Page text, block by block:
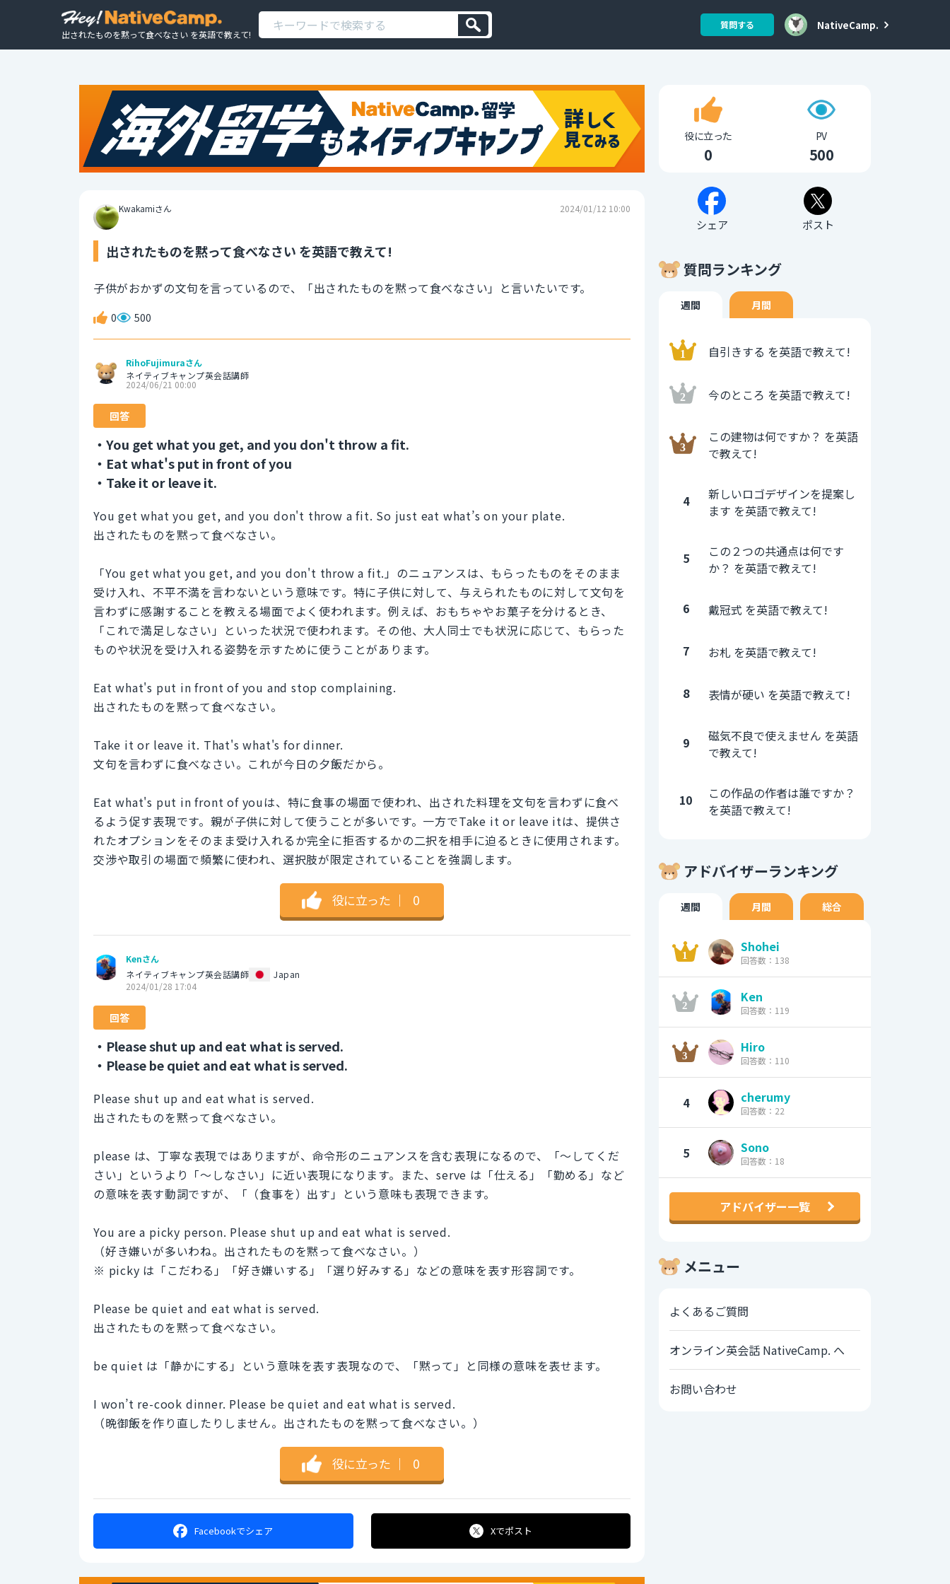
出されたものを黙って食べなさい を英語で教えて!
質問する NativeCamp.
Kwakamiさん 2024/01/12 10:00
出されたものを黙って食べなさい を英語で教えて!
子供がおかずの文句を言っているので、「出されたものを黙って食べなさい」と言いたいです。
0 500
RihoFujimuraさん
ネイティブキャンプ英会話講師
2024/06/21 00:00
回答
・You get what you get, and you don't throw a fit.
・Eat what's put in front of you
・Take it or leave it.
You get what you get, and you don't throw a fit. So just eat what’s on your plate.
出されたものを黙って食べなさい。
「You get what you get, and you don't throw a fit.」のニュアンスは、もらったものをそのまま
受け入れ、不平不満を言わないという意味です。特に子供に対して、与えられたものに対して文句を
言わずに感謝することを教える場面でよく使われます。例えば、おもちゃやお菓子を分けるとき、
「これで満足しなさい」といった状況で使われます。その他、大人同士でも状況に応じて、もらった
ものや状況を受け入れる姿勢を示すために使うことがあります。
Eat what's put in front of you and stop complaining.
出されたものを黙って食べなさい。
Take it or leave it. That's what's for dinner.
文句を言わずに食べなさい。これが今日の夕飯だから。
Eat what's put in front of youは、特に食事の場面で使われ、出された料理を文句を言わずに食べ
るよう促す表現です。親が子供に対して使うことが多いです。一方でTake it or leave itは、提供さ
れたオプションをそのまま受け入れるか完全に拒否するかの二択を相手に迫るときに使用されます。
交渉や取引の場面で頻繁に使われ、選択肢が限定されていることを強調します。
役に立った ｜ 0
Kenさん
ネイティブキャンプ英会話講師
Japan
2024/01/28 17:04
回答
・Please shut up and eat what is served.
・Please be quiet and eat what is served.
Please shut up and eat what is served.
出されたものを黙って食べなさい。
please は、丁寧な表現ではありますが、命令形のニュアンスを含む表現になるので、「〜してくだ
さい」というより「〜しなさい」に近い表現になります。また、serve は「仕える」「勤める」など
の意味を表す動詞ですが、「（食事を）出す」という意味も表現できます。
You are a picky person. Please shut up and eat what is served.
（好き嫌いが多いわね。出されたものを黙って食べなさい。）
※ picky は「こだわる」「好き嫌いする」「選り好みする」などの意味を表す形容詞です。
Please be quiet and eat what is served.
出されたものを黙って食べなさい。
be quiet は「静かにする」という意味を表す表現なので、「黙って」と同様の意味を表せます。
I won’t re-cook dinner. Please be quiet and eat what is served.
（晩御飯を作り直したりしません。出されたものを黙って食べなさい。）
役に立った ｜ 0
Facebookでシェア Xでポスト
役に立った
0
PV
500
シェア ポスト
質問ランキング
週間 月間
自引きする を英語で教えて!
今のところ を英語で教えて!
この建物は何ですか？ を英語
で教えて!
4
新しいロゴデザインを提案し
ます を英語で教えて!
5
この２つの共通点は何です
か？ を英語で教えて!
6 戴冠式 を英語で教えて!
7 お札 を英語で教えて!
8 表情が硬い を英語で教えて!
9
磁気不良で使えません を英語
で教えて!
10
この作品の作者は誰ですか？
を英語で教えて!
アドバイザーランキング
週間 月間 総合
Shohei
回答数：138
Ken
回答数：119
Hiro
回答数：110
4 cherumy
回答数：22
5 Sono
回答数：18
アドバイザー一覧
メニュー
よくあるご質問
オンライン英会話 NativeCamp. へ
お問い合わせ